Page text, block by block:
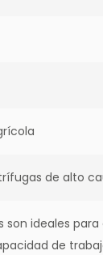
de alto
son ideales
de